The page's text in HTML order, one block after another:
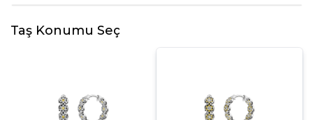
Taş Konumu Seç